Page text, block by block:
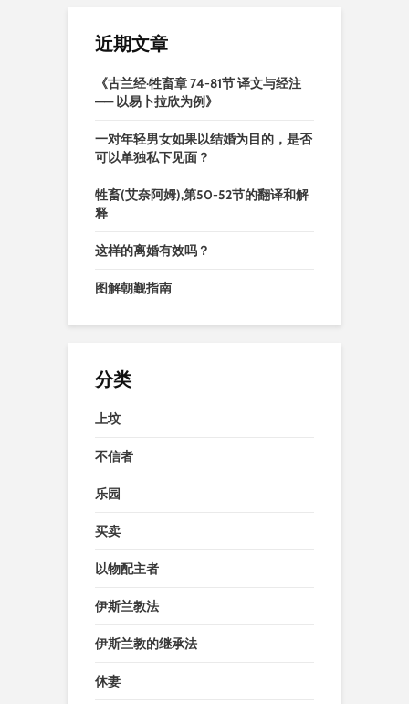
近期文章
《古兰经·牲畜章 74-81节 译文与经注
—— 以易卜拉欣为例》
一对年轻男女如果以结婚为目的，是否
可以单独私下见面？
牲畜(艾奈阿姆),第50-52节的翻译和解
释
这样的离婚有效吗？
图解朝觐指南
分类
上坟
不信者
乐园
买卖
以物配主者
伊斯兰教法
伊斯兰教的继承法
休妻